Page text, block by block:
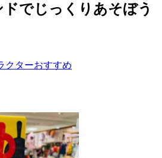
でじっくりあそぼう
クターおすすめ